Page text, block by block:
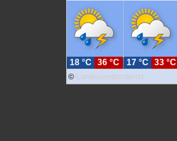
© Landeswetterdienst
18 °C 36 °C 17 °C 33 °C